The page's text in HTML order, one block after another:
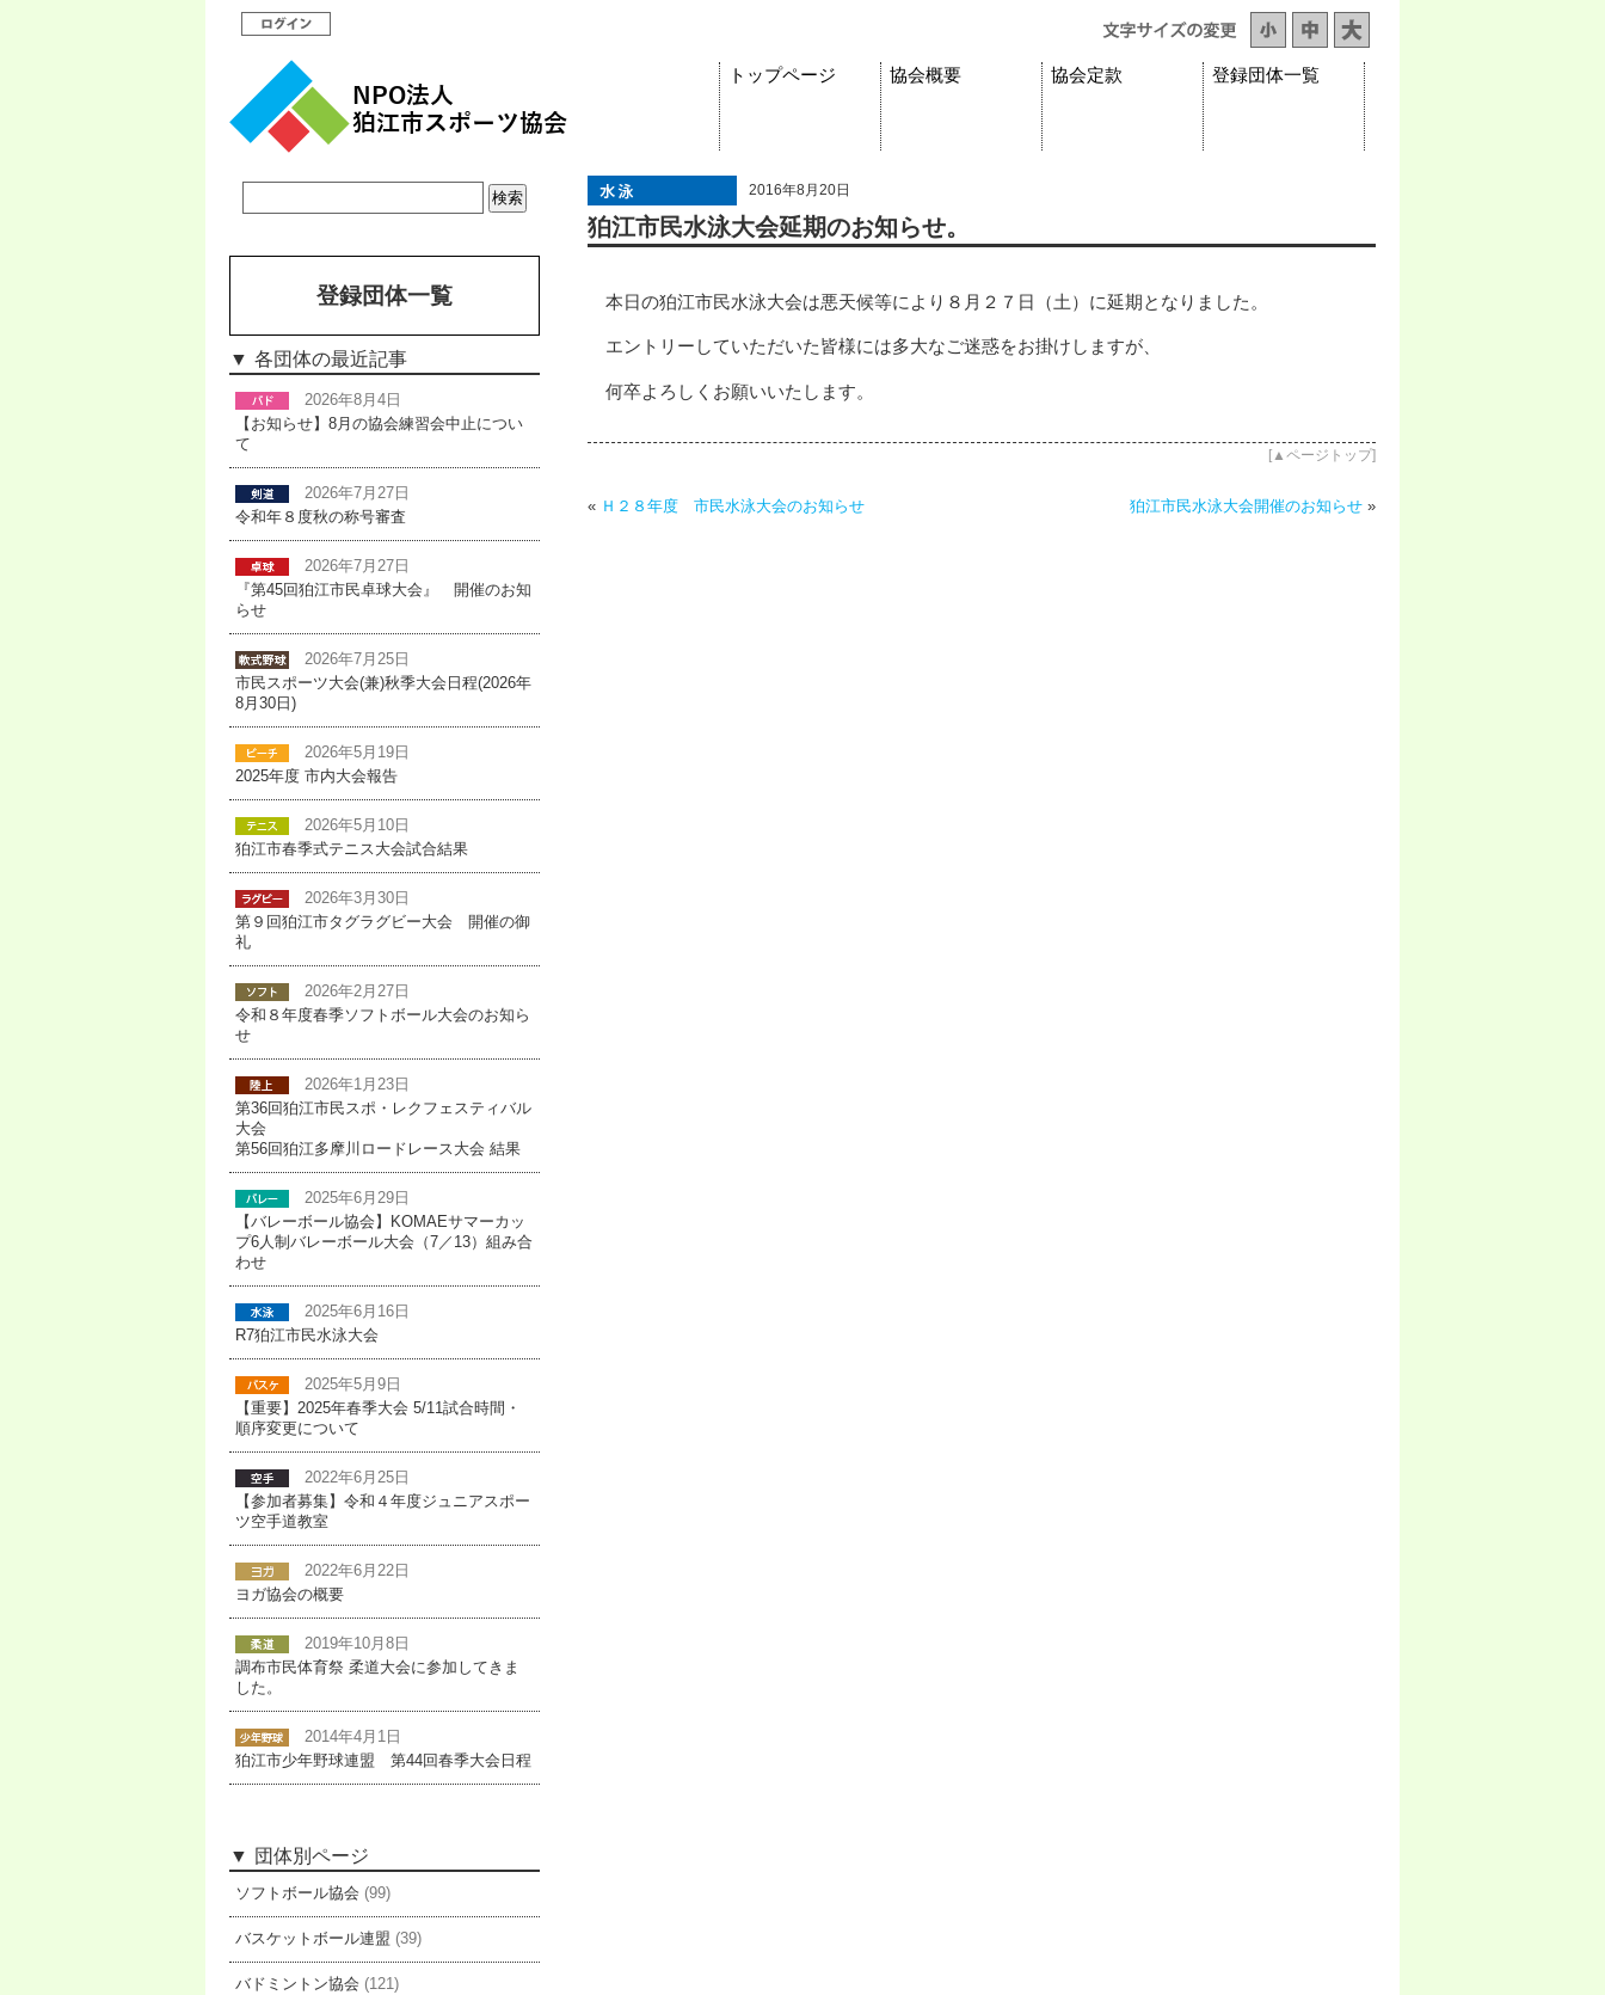
トップページ 協会概要 協会定款 登録団体一覧
2016年8月20日
狛江市民水泳大会延期のお知らせ。
本日の狛江市民水泳大会は悪天候等により８月２７日（土）に延期となりました。
エントリーしていただいた皆様には多大なご迷惑をお掛けしますが、
何卒よろしくお願いいたします。
[ ▲ページトップ]
« Ｈ２８年度 市民水泳大会のお知らせ 狛江市民水泳大会開催のお知らせ »
登録団体一覧
各団体の最近記事
2026年8月4日
【お知らせ】8月の協会練習会中止につい
て
2026年7月27日
令和年８度秋の称号審査
2026年7月27日
『第45回狛江市民卓球大会』 開催のお知
らせ
2026年7月25日
市民スポーツ大会(兼)秋季大会日程(2026年
8月30日)
2026年5月19日
2025年度 市内大会報告
2026年5月10日
狛江市春季式テニス大会試合結果
2026年3月30日
第９回狛江市タグラグビー大会 開催の御
礼
2026年2月27日
令和８年度春季ソフトボール大会のお知ら
せ
2026年1月23日
第36回狛江市民スポ・レクフェスティバル
大会
第56回狛江多摩川ロードレース大会 結果
2025年6月29日
【バレーボール協会】KOMAEサマーカッ
プ6人制バレーボール大会（7／13）組み合
わせ
2025年6月16日
R7狛江市民水泳大会
2025年5月9日
【重要】2025年春季大会 5/11試合時間・
順序変更について
2022年6月25日
【参加者募集】令和４年度ジュニアスポー
ツ空手道教室
2022年6月22日
ヨガ協会の概要
2019年10月8日
調布市民体育祭 柔道大会に参加してきま
した。
2014年4月1日
狛江市少年野球連盟 第44回春季大会日程
団体別ページ
ソフトボール協会 (99)
バスケットボール連盟 (39)
バドミントン協会 (121)